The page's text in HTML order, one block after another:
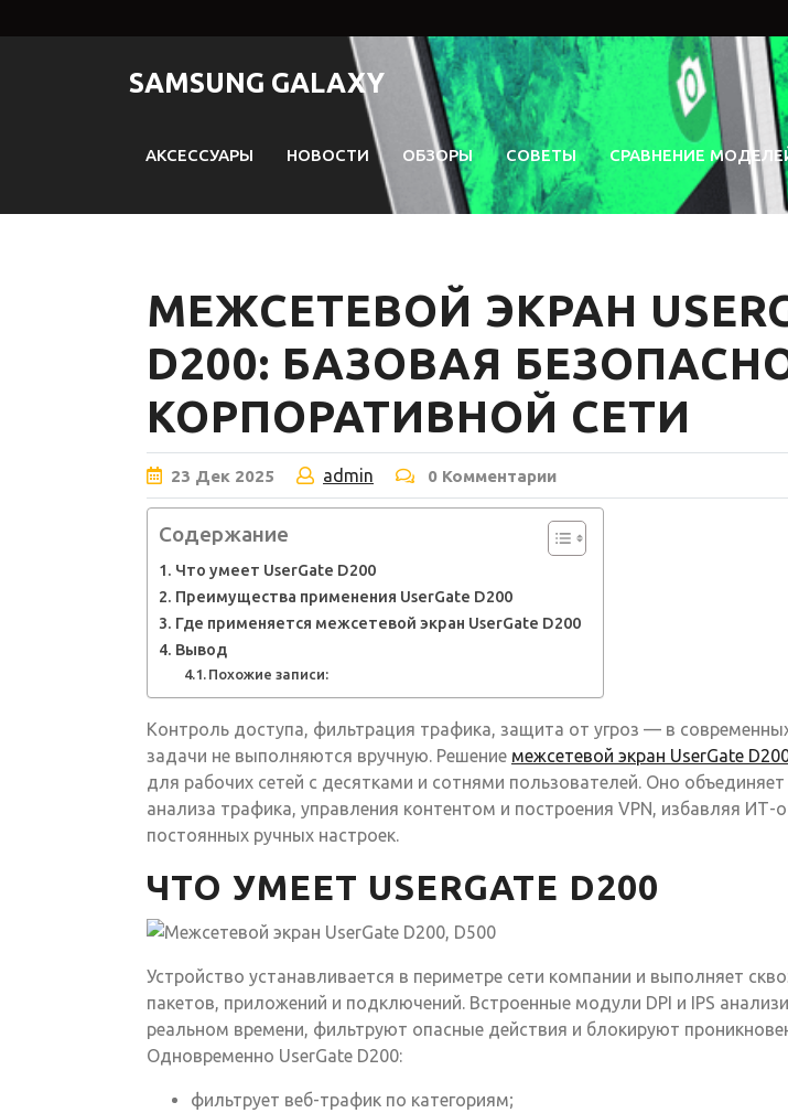
к
SAMSUNG GALAXY
АКСЕССУАРЫ НОВОСТИ ОБЗОРЫ СОВЕТЫ СРАВНЕНИЕ
МЕЖСЕТЕВОЙ ЭКРАН
D200: БАЗОВАЯ
КОРПОРАТИВНОЙ СЕТИ
23 Дек 2025 admin 0 Комментарии
Содержание
Что умеет UserGate D200
Преимущества применения UserGate D200
Где применяется межсетевой экран UserGate D200
Вывод
Похожие записи:
Контроль доступа, фильтрация трафика, защита от угроз — в
задачи не выполняются вручную. Решение межсетевой экран UserGate
для рабочих сетей с десятками и сотнями пользователей. Оно
анализа трафика, управления контентом и построения VPN, избавляя ИТ-
постоянных ручных настроек.
ЧТО УМЕЕТ USERGATE D200
Устройство устанавливается в периметре сети компании и выполняет
пакетов, приложений и подключений. Встроенные модули DPI и IPS
реальном времени, фильтруют опасные действия и блокируют
Одновременно UserGate D200:
фильтрует веб-трафик по категориям;